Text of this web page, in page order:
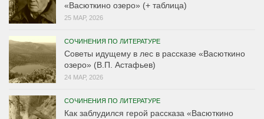
«Васюткино озеро» (+ таблица)
25 МАР, 2026
СОЧИНЕНИЯ ПО ЛИТЕРАТУРЕ
Советы идущему в лес в рассказе «Васюткино
озеро» (В.П. Астафьев)
24 МАР, 2026
СОЧИНЕНИЯ ПО ЛИТЕРАТУРЕ
Как заблудился герой рассказа «Васюткино